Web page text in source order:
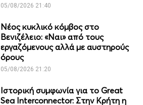
05/08/2026 21:40
Νέος κυκλικό κόμβος στο
Βενιζέλειο: «Ναι» από τους
εργαζόμενους αλλά με αυστηρούς
όρους
05/08/2026 21:20
Ιστορική συμφωνία για το Great
Sea Interconnector: Στην Κρήτη η